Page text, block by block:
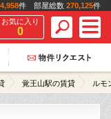
件 部屋総数 270,125件
お気に入り
0
覚王山駅の賃貸 ルモ